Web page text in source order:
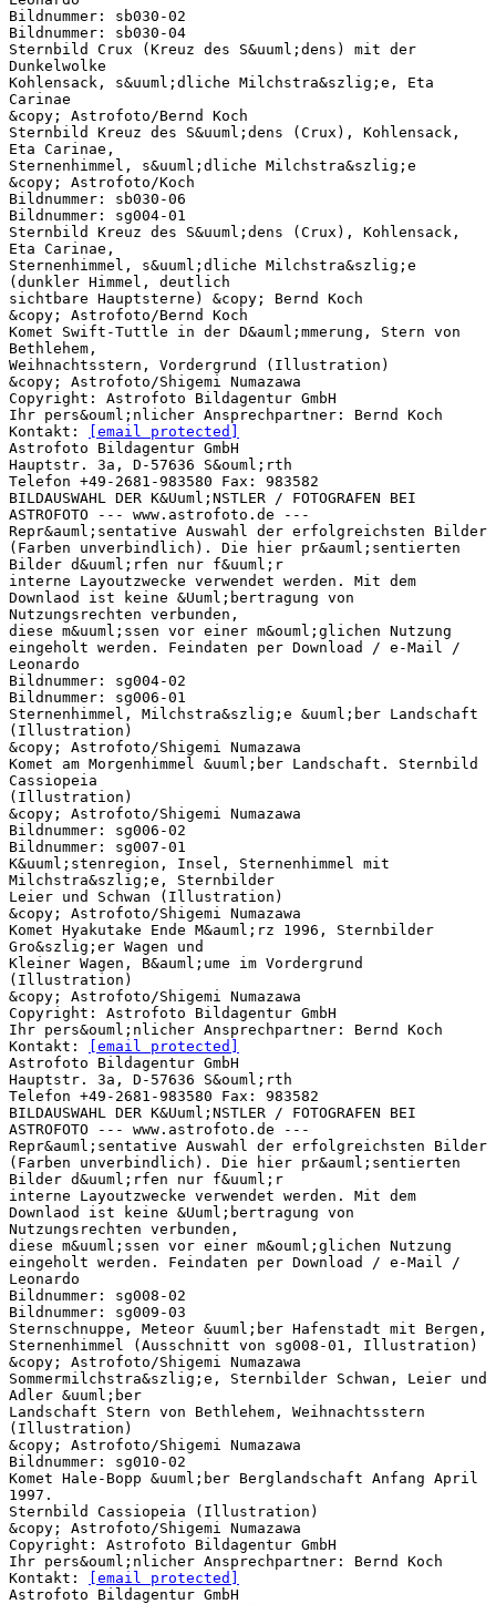
Bildnummer: sb030-02
Bildnummer: sb030-04
Sternbild Crux (Kreuz des S&uuml;dens) mit der
Dunkelwolke
Kohlensack, s&uuml;dliche Milchstra&szlig;e, Eta
Carinae
&copy; Astrofoto/Bernd Koch
Sternbild Kreuz des S&uuml;dens (Crux), Kohlensack,
Eta Carinae,
Sternenhimmel, s&uuml;dliche Milchstra&szlig;e
&copy; Astrofoto/Koch
Bildnummer: sb030-06
Bildnummer: sg004-01
Sternbild Kreuz des S&uuml;dens (Crux), Kohlensack,
Eta Carinae,
Sternenhimmel, s&uuml;dliche Milchstra&szlig;e
(dunkler Himmel, deutlich
sichtbare Hauptsterne) &copy; Bernd Koch
&copy; Astrofoto/Bernd Koch
Komet Swift-Tuttle in der D&auml;mmerung, Stern von
Bethlehem,
Weihnachtsstern, Vordergrund (Illustration)
&copy; Astrofoto/Shigemi Numazawa
Copyright: Astrofoto Bildagentur GmbH
Ihr pers&ouml;nlicher Ansprechpartner: Bernd Koch
Kontakt:
[email protected]
Astrofoto Bildagentur GmbH
Hauptstr. 3a, D-57636 S&ouml;rth
Telefon +49-2681-983580 Fax: 983582
BILDAUSWAHL DER K&Uuml;NSTLER / FOTOGRAFEN BEI
ASTROFOTO --- www.astrofoto.de ---
Repr&auml;sentative Auswahl der erfolgreichsten Bilder
(Farben unverbindlich). Die hier pr&auml;sentierten
Bilder d&uuml;rfen nur f&uuml;r
interne Layoutzwecke verwendet werden. Mit dem
Downlaod ist keine &Uuml;bertragung von
Nutzungsrechten verbunden,
diese m&uuml;ssen vor einer m&ouml;glichen Nutzung
eingeholt werden. Feindaten per Download / e-Mail /
Leonardo
Bildnummer: sg004-02
Bildnummer: sg006-01
Sternenhimmel, Milchstra&szlig;e &uuml;ber Landschaft
(Illustration)
&copy; Astrofoto/Shigemi Numazawa
Komet am Morgenhimmel &uuml;ber Landschaft. Sternbild
Cassiopeia
(Illustration)
&copy; Astrofoto/Shigemi Numazawa
Bildnummer: sg006-02
Bildnummer: sg007-01
K&uuml;stenregion, Insel, Sternenhimmel mit
Milchstra&szlig;e, Sternbilder
Leier und Schwan (Illustration)
&copy; Astrofoto/Shigemi Numazawa
Komet Hyakutake Ende M&auml;rz 1996, Sternbilder
Gro&szlig;er Wagen und
Kleiner Wagen, B&auml;ume im Vordergrund
(Illustration)
&copy; Astrofoto/Shigemi Numazawa
Copyright: Astrofoto Bildagentur GmbH
Ihr pers&ouml;nlicher Ansprechpartner: Bernd Koch
Kontakt:
[email protected]
Astrofoto Bildagentur GmbH
Hauptstr. 3a, D-57636 S&ouml;rth
Telefon +49-2681-983580 Fax: 983582
BILDAUSWAHL DER K&Uuml;NSTLER / FOTOGRAFEN BEI
ASTROFOTO --- www.astrofoto.de ---
Repr&auml;sentative Auswahl der erfolgreichsten Bilder
(Farben unverbindlich). Die hier pr&auml;sentierten
Bilder d&uuml;rfen nur f&uuml;r
interne Layoutzwecke verwendet werden. Mit dem
Downlaod ist keine &Uuml;bertragung von
Nutzungsrechten verbunden,
diese m&uuml;ssen vor einer m&ouml;glichen Nutzung
eingeholt werden. Feindaten per Download / e-Mail /
Leonardo
Bildnummer: sg008-02
Bildnummer: sg009-03
Sternschnuppe, Meteor &uuml;ber Hafenstadt mit Bergen,
Sternenhimmel (Ausschnitt von sg008-01, Illustration)
&copy; Astrofoto/Shigemi Numazawa
Sommermilchstra&szlig;e, Sternbilder Schwan, Leier und
Adler &uuml;ber
Landschaft Stern von Bethlehem, Weihnachtsstern
(Illustration)
&copy; Astrofoto/Shigemi Numazawa
Bildnummer: sg010-02
Komet Hale-Bopp &uuml;ber Berglandschaft Anfang April
1997.
Sternbild Cassiopeia (Illustration)
&copy; Astrofoto/Shigemi Numazawa
Copyright: Astrofoto Bildagentur GmbH
Ihr pers&ouml;nlicher Ansprechpartner: Bernd Koch
Kontakt:
[email protected]
Astrofoto Bildagentur GmbH